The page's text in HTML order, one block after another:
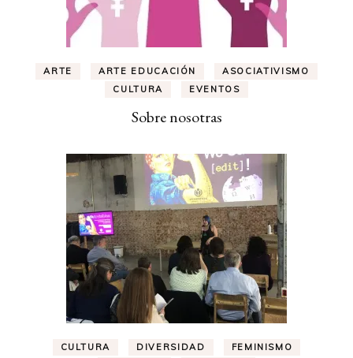
ARTE ARTE EDUCACIÓN
ASOCIATIVISMO
CULTURA
EVENTOS
Sobre nosotras
CULTURA DIVERSIDAD
FEMINISMO